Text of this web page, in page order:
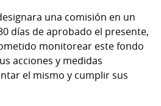
una comisión en un
días de aprobado el presente,
monitorear este fondo
acciones y medidas
el mismo y cumplir sus